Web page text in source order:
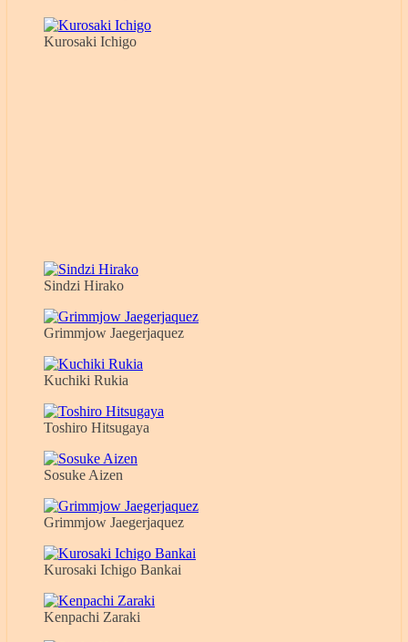
Kurosaki Ichigo
Sindzi Hirako
Grimmjow Jaegerjaquez
Kuchiki Rukia
Toshiro Hitsugaya
Sosuke Aizen
Grimmjow Jaegerjaquez
Kurosaki Ichigo Bankai
Kenpachi Zaraki